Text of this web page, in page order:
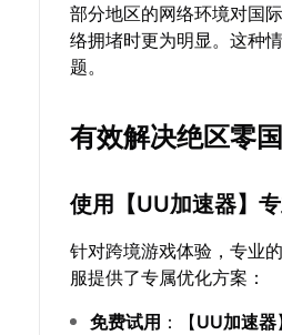
部分地区的网络环境对国
络拥堵时更为明显。这种
题。
有效解决绝区零
使用【UU加速器】
针对跨境游戏体验，专业
服提供了专属优化方案：
免费试用 ：【UU加速器